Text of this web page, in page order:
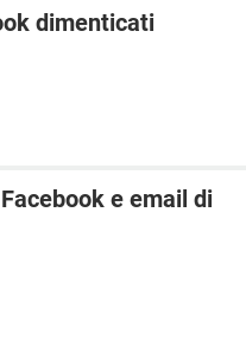
dimenticati
e email di